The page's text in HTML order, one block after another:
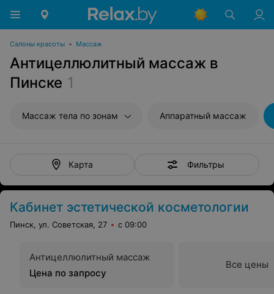
Салоны красоты • Массаж
Антицеллюлитный массаж в
Пинске 1
Массаж тела по зонам Аппаратный массаж
Карта Фильтры
Кабинет эстетической косметологии
Пинск, ул. Советская, 27 с 09:00
Антицеллюлитный массаж
Цена по запросу
Все цены